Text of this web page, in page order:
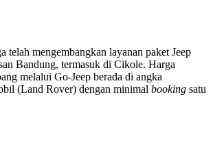
telah mengembangkan layanan paket Jeep
Bandung, termasuk di Cikole. Harga
melalui Go-Jeep berada di angka
(Land Rover) dengan minimal booking satu